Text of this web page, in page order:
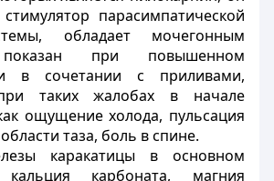
стимулятор парасимпатической
обладает мочегонным
показан при повышенном
в сочетании с приливами,
таких жалобах в начале
ощущение холода, пульсация
таза, боль в спине.
каракатицы в основном
карбоната, магния